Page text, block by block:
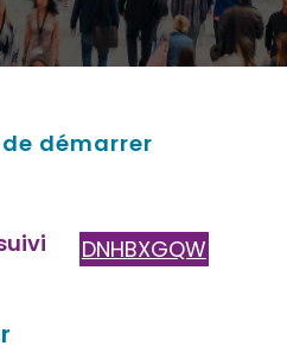
DNHBXGQW
démarrer